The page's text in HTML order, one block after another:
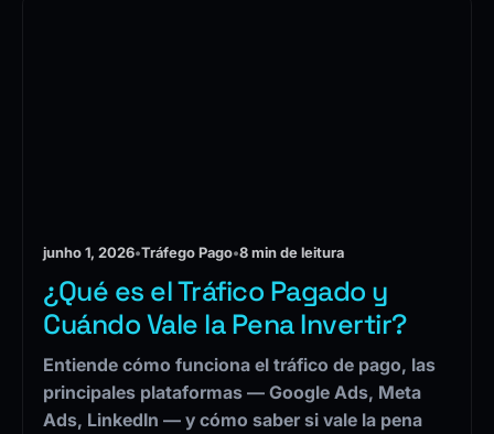
junho 1, 2026•Tráfego Pago•8 min de leitura
¿Qué es el Tráfico Pagado y
Cuándo Vale la Pena Invertir?
Entiende cómo funciona el tráfico de pago, las
principales plataformas — Google Ads, Meta
Ads, LinkedIn — y cómo saber si vale la pena